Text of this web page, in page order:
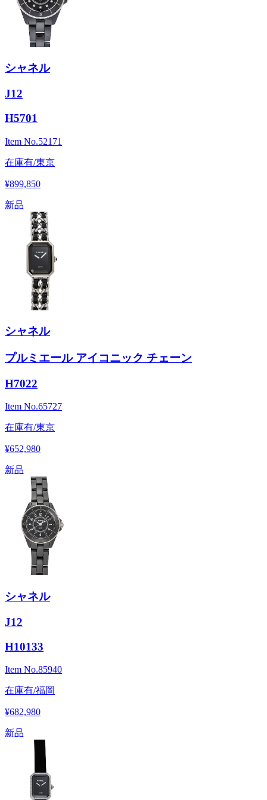
シャネル
J12
H5701
Item No.52171
在庫有/東京
¥899,850
新品
シャネル
プルミエール アイコニック チェーン
H7022
Item No.65727
在庫有/東京
¥652,980
新品
シャネル
J12
H10133
Item No.85940
在庫有/福岡
¥682,980
新品